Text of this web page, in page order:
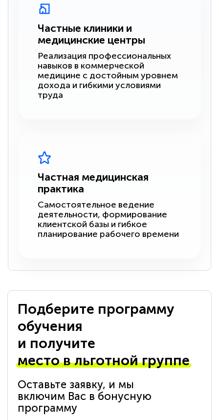
Частные клиники и
медицинские центры
Реализация профессиональных
навыков в коммерческой
медицине с достойным уровнем
дохода и гибкими условиями
труда
Частная медицинская
практика
Самостоятельное ведение
деятельности, формирование
клиентской базы и гибкое
планирование рабочего времени
Подберите программу
обучения
и получите
место в льготной группе
Оставьте заявку, и мы
включим Вас в бонусную
программу